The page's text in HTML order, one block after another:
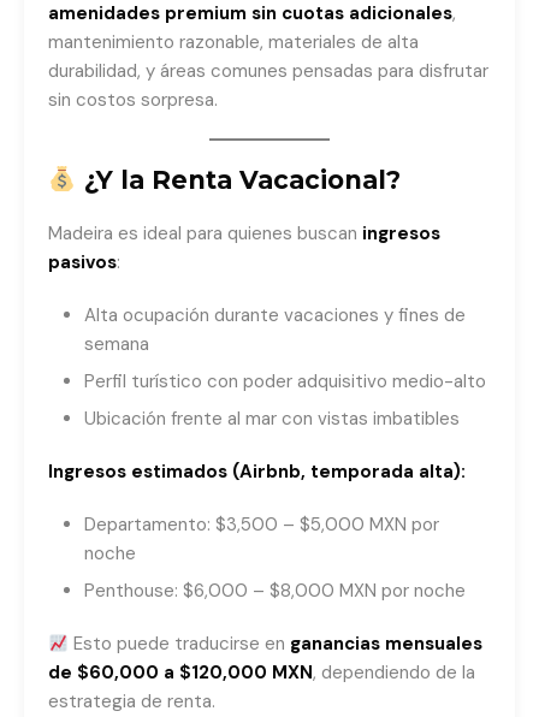
amenidades premium sin cuotas adicionales,
mantenimiento razonable, materiales de alta
durabilidad, y áreas comunes pensadas para disfrutar
sin costos sorpresa.
¿Y la Renta Vacacional?
Madeira es ideal para quienes buscan ingresos
pasivos:
Alta ocupación durante vacaciones y fines de
semana
Perfil turístico con poder adquisitivo medio-alto
Ubicación frente al mar con vistas imbatibles
Ingresos estimados (Airbnb, temporada alta):
Departamento: $3,500 – $5,000 MXN por
noche
Penthouse: $6,000 – $8,000 MXN por noche
Esto puede traducirse en ganancias mensuales
de $60,000 a $120,000 MXN, dependiendo de la
estrategia de renta.